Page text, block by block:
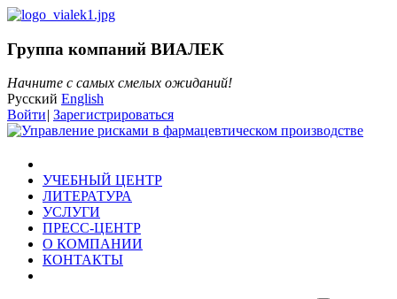
Группа компаний ВИАЛЕК
Начните с самых смелых ожиданий!
Русский English
Войти| Зарегистрироваться
УЧЕБНЫЙ ЦЕНТР
ЛИТЕРАТУРА
УСЛУГИ
ПРЕСС-ЦЕНТР
О КОМПАНИИ
КОНТАКТЫ